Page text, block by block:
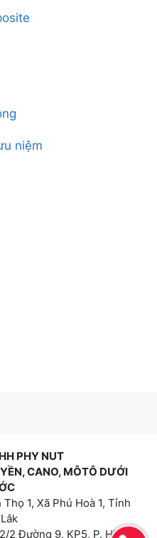
niệm
PHY NUT
CANO, MÔTÔ DƯỚI
1, Xã Phú Hoà 1, Tỉnh
2 Đường 9, KP5, P. Hiệp